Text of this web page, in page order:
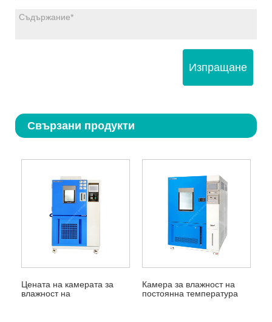
Изпращане
Свързани продукти
Цената на камерата за
влажност на
Камера за влажност на
постоянна температура